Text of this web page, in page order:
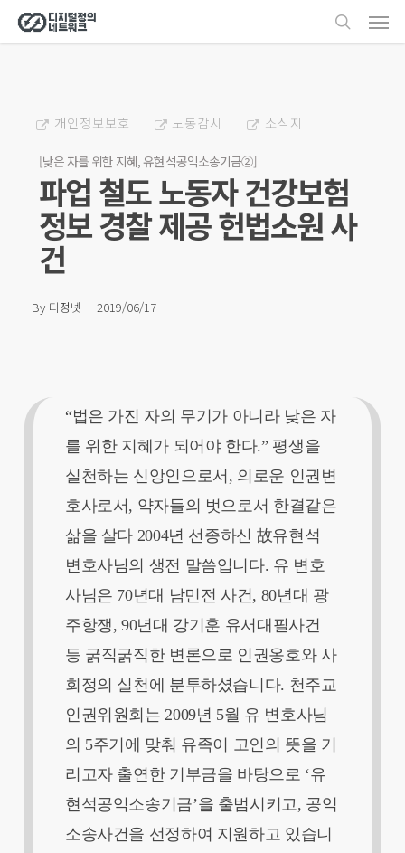
Skip
to
search
개인정보보호 노동감시 소식지
[낮은 자를 위한 지혜, 유현석공익소송기금②]
파업 철도 노동자 건강보험
정보 경찰 제공 헌법소원 사
건
By 디정넷 2019/06/17
“법은 가진 자의 무기가 아니라 낮은 자
를 위한 지혜가 되어야 한다.” 평생을
실천하는 신앙인으로서, 의로운 인권변
호사로서, 약자들의 벗으로서 한결같은
삶을 살다 2004년 선종하신 故유현석
변호사님의 생전 말씀입니다. 유 변호
사님은 70년대 남민전 사건, 80년대 광
주항쟁, 90년대 강기훈 유서대필사건
등 굵직굵직한 변론으로 인권옹호와 사
회정의 실천에 분투하셨습니다. 천주교
인권위원회는 2009년 5월 유 변호사님
의 5주기에 맞춰 유족이 고인의 뜻을 기
리고자 출연한 기부금을 바탕으로 ‘유
현석공익소송기금’을 출범시키고, 공익
소송사건을 선정하여 지원하고 있습니